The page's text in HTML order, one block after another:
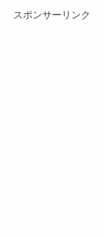
スポンサーリンク